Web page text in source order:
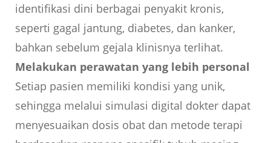
identifikasi dini berbagai penyakit kronis,
seperti gagal jantung, diabetes, dan kanker,
bahkan sebelum gejala klinisnya terlihat.
Melakukan perawatan yang lebih personal
Setiap pasien memiliki kondisi yang unik,
sehingga melalui simulasi digital dokter dapat
menyesuaikan dosis obat dan metode terapi